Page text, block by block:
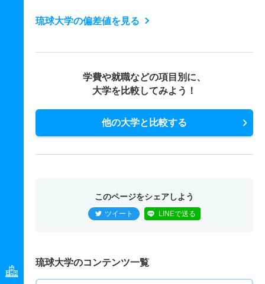
琉球大学の偏差値を見る
学費や就職などの項目別に、
大学を比較してみよう！
他の大学と比較する
このページをシェアしよう
ツイート LINEで送る
琉球大学のコンテンツ一覧